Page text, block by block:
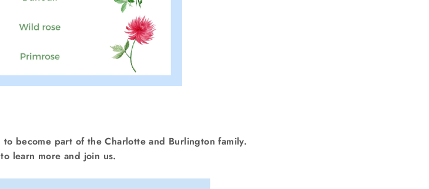
become part of the Charlotte and Burlington family.
to learn more and join us.